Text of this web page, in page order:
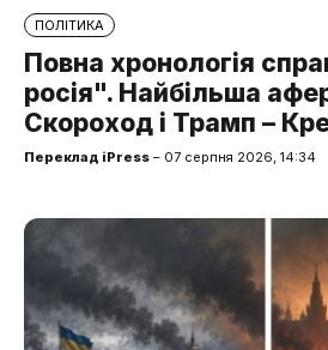
ПОЛІТИКА
Повна хронологія
росія". Найбільша
Скороход і Трамп –
Переклад iPress – 07 серпня 2026, 14:34